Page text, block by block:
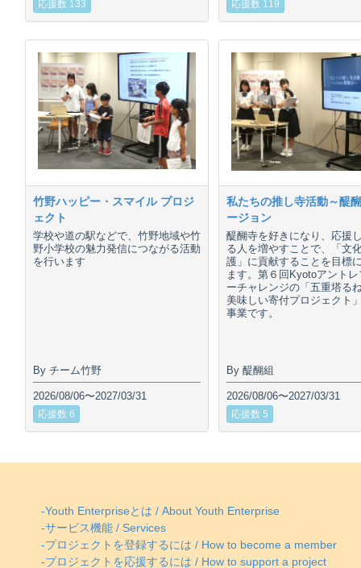
応援数 133 応援数 119
竹野ハッピー・スマイル プロジ
ェクト
学校や道の駅などで、竹野地域や竹
野小学校の魅力発信につながる活動
を行います
By チーム竹野
2026/08/06〜2027/03/31
応援数 6
私たちの推し寺活動～醍
ージョン
醍醐寺を好きになり、応援
る人を増やすことで、「文
護」に貢献することを目標
ます。第６回Kyotoアント
ーチャレンジの「五重塔る
美味しい寄付プロジェクト
事業です。
By 醍醐組
2026/08/06〜2027/03/31
応援数 5
-Youth Enterpriseとは / About Youth Enterprise
-サービス機能 / Services
-プロジェクトを登録するには / How to become a member
-プロジェクトを応援するには / How to support a project